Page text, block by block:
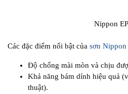
Nippon
Các đặc điểm nổi bật của sơn Nippon
Độ chống mài mòn và chịu
Khả năng bám dính hiệu quả
thuật).